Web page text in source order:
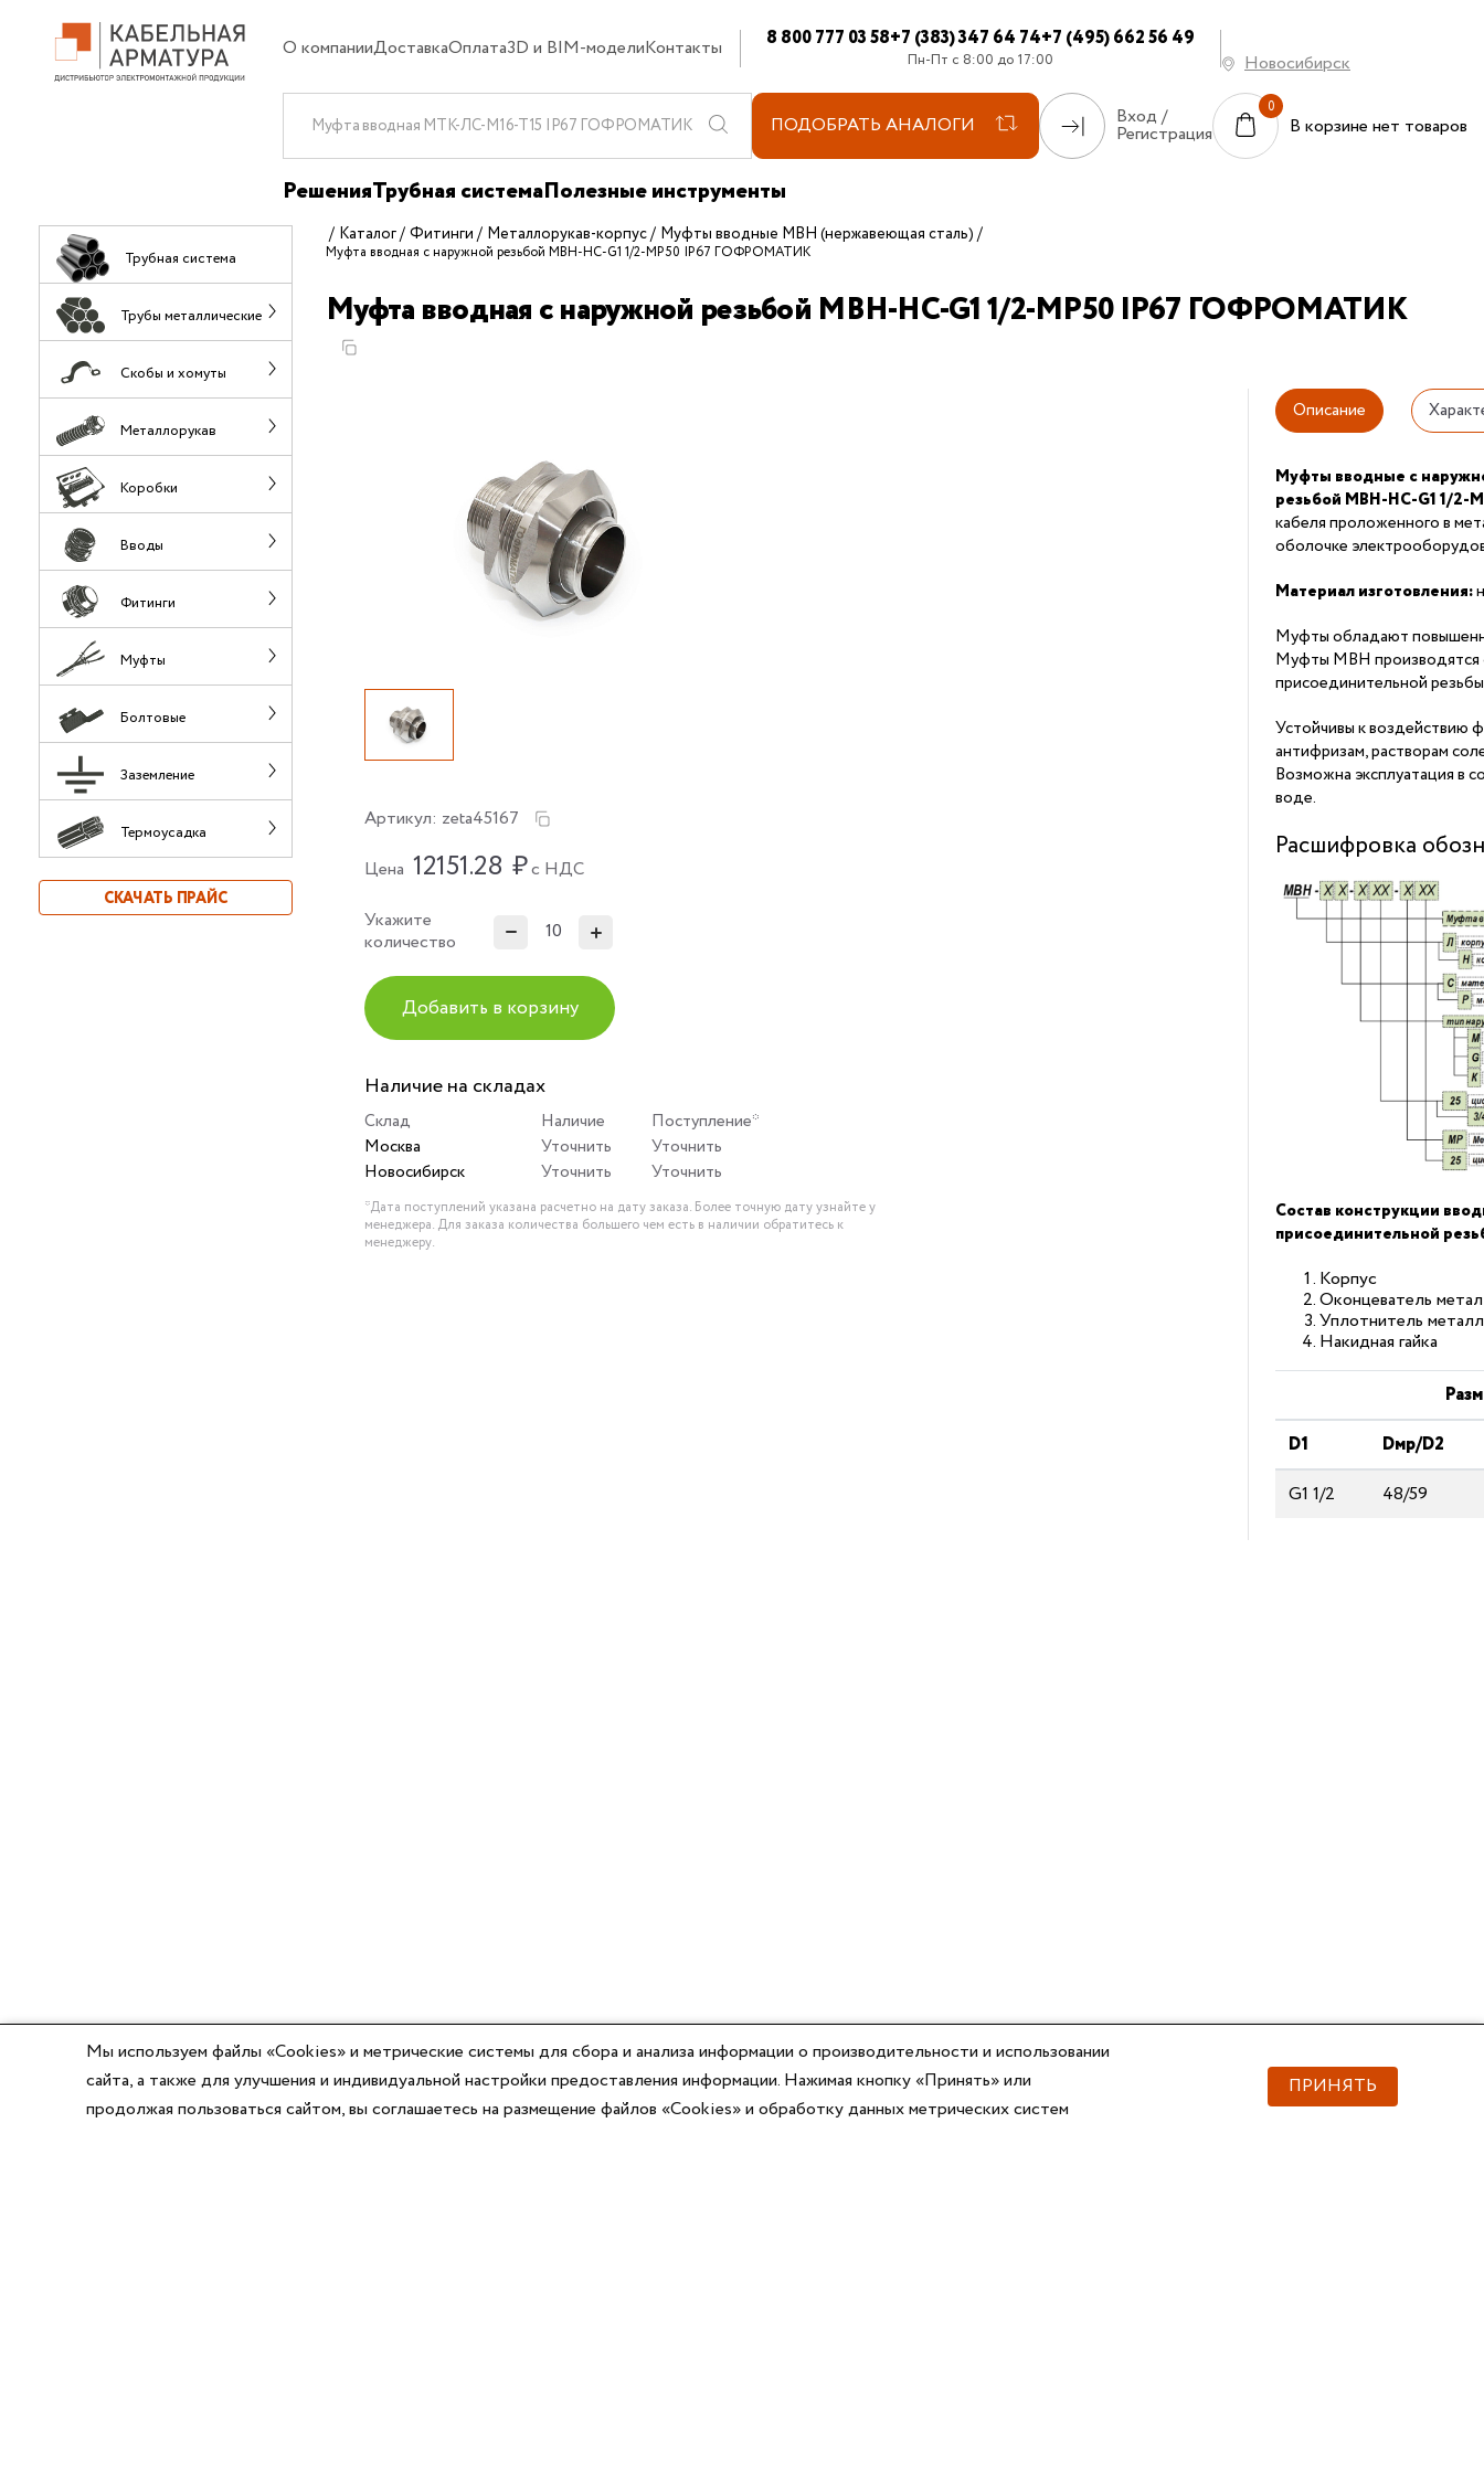
О компанииДоставкаОплата3D и BIM-моделиКонтакты 8 800 777 03 58+7 (383) 347 64 74+7 (495) 662 56 49
Пн-Пт с 8:00 до 17:00 Новосибирск
ПОДОБРАТЬ АНАЛОГИ Вход /
Регистрация В корзине нет товаров
РешенияТрубная системаПолезные инструменты
Трубная система
Трубы металлические
Скобы и хомуты
Металлорукав
Коробки
Вводы
Фитинги
Муфты
Болтовые
Заземление
Термоусадка
СКАЧАТЬ ПРАЙС
Каталог Фитинги Металлорукав-корпус Муфты вводные МВН (нержавеющая сталь)
Муфта вводная с наружной резьбой МВН-НС-G1 1/2-МР50 IP67 ГОФРОМАТИК
Муфта вводная с наружной резьбой МВН-НС-G1 1/2-МР50 IP67 ГОФРОМАТИК
Артикул: zeta45167
Цена 12151.28 ₽с НДС
Укажите
количество
Добавить в корзину
Наличие на складах
Склад Наличие
Поступление*
Москва
Уточнить
Уточнить
Новосибирск
Уточнить Уточнить
*Дата поступлений указана расчетно на дату заказа. Более точную дату узнайте у
менеджера. Для заказа количества большего чем есть в наличии обратитесь к
менеджеру.
Описание
Муфты вводные с
резьбой МВН-НС-G1 1/2-
кабеля проложенного в
оболочке
Материал изготовления:
Муфты обладают
Муфты МВН производятся
присоединительной
Устойчивы к воздействию
антифризам, растворам
Возможна эксплуатация в
воде.
Расшифровка
Состав конструкции
присоединительной
Корпус
Оконцеватель
Уплотнитель
Накидная гайка
D1
Dмp/D2
G1 1/2
48/59
Мы используем файлы «Cookies» и метрические системы для сбора и анализа информации о производительности и использовании
сайта, а также для улучшения и индивидуальной настройки предоставления информации. Нажимая кнопку «Принять» или
продолжая пользоваться сайтом, вы соглашаетесь на размещение файлов «Cookies» и обработку данных метрических систем
ПРИНЯТЬ